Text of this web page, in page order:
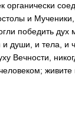
и
победить дух
души, и тела, и
Вечности,
живите